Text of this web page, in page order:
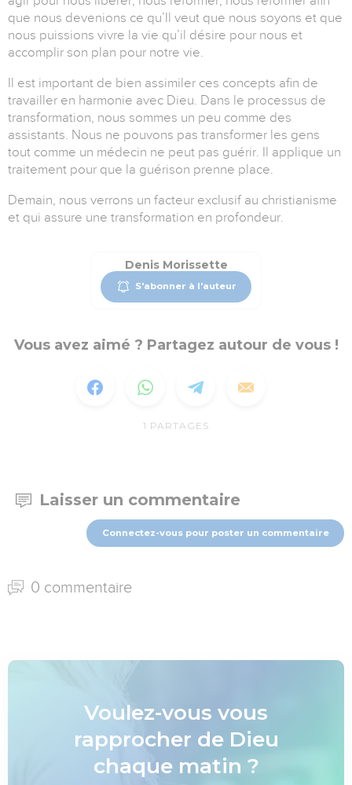
que nous devenions ce qu’Il veut que nous soyons et que
nous puissions vivre la vie qu’il désire pour nous et
accomplir son plan pour notre vie.
Il est important de bien assimiler ces concepts afin de
travailler en harmonie avec Dieu. Dans le processus de
transformation, nous sommes un peu comme des
assistants. Nous ne pouvons pas transformer les gens
tout comme un médecin ne peut pas guérir. Il applique un
traitement pour que la guérison prenne place.
Demain, nous verrons un facteur exclusif au christianisme
et qui assure une transformation en profondeur.
Denis Morissette
S'abonner à l'auteur
Vous avez aimé ? Partagez autour de vous !
1 PARTAGES
Laisser un commentaire
Connectez-vous pour poster un commentaire
0 commentaire
Voulez-vous vous
rapprocher de Dieu
chaque matin ?